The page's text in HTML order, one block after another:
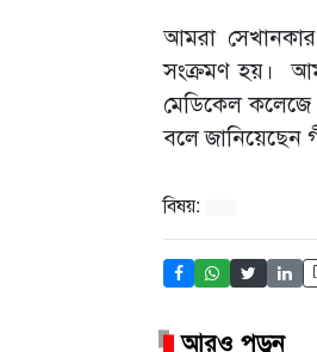
আমরা
সংক্রমণ হয়।
মেডিকেল কলেজে
বলে জানিয়েছেন
বিষয়:
আরও পড়ুন